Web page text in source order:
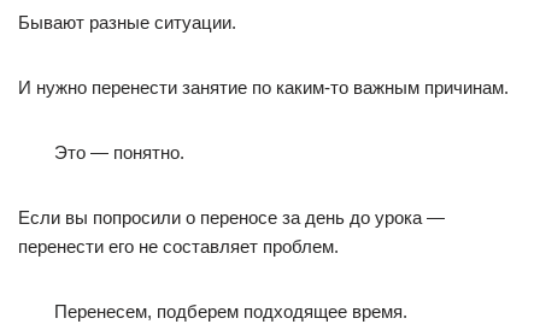
Бывают разные ситуации.
И нужно перенести занятие по каким-то важным причинам.
Это — понятно.
Если вы попросили о переносе за день до урока —
перенести его не составляет проблем.
Перенесем, подберем подходящее время.